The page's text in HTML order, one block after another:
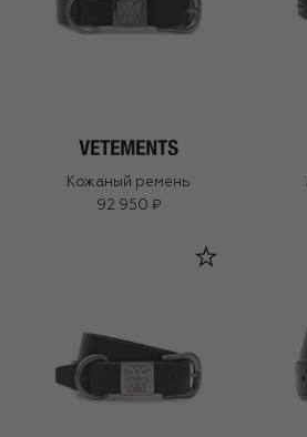
Кожаный ремень
92 950 ₽